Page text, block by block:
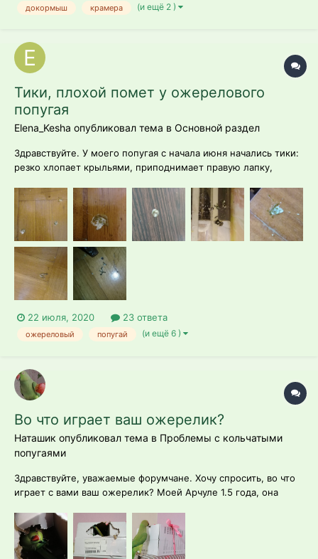
докормыш крамера (и ещё 2 )
Тики, плохой помет у ожерелового
попугая
Elena_Kesha опубликовал тема в Основной раздел
Здравствуйте. У моего попугая с начала июня начались тики:
резко хлопает крыльями, приподнимает правую лапку,
линька); бывало топает, головой и хвостом трясет. Попугай
куплен в зоомагазине в июне 2018, оказался диким: всего
боится. Апп...
22 июля, 2020 23 ответа
ожереловый попугай (и ещё 6 )
Во что играет ваш ожерелик?
Наташик опубликовал тема в Проблемы с кольчатыми
попугаями
Здравствуйте, уважаемые форумчане. Хочу спросить, во что
играет с вами ваш ожерелик? Моей Арчуле 1.5 года, она
и делает себе домик. Она делает такое гнездо из любой
коробки, а потом грызёт её стенки, пока коробка не
превращается в...